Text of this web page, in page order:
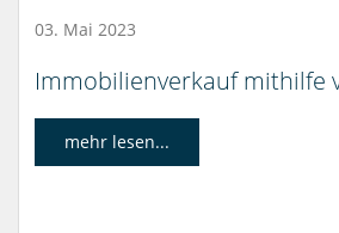
03. Mai 2023
Immobilienverkauf mithilfe
mehr lesen...